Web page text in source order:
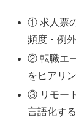
① 求人票
頻度・例
② 転職エ
をヒアリ
③ リモー
言語化する